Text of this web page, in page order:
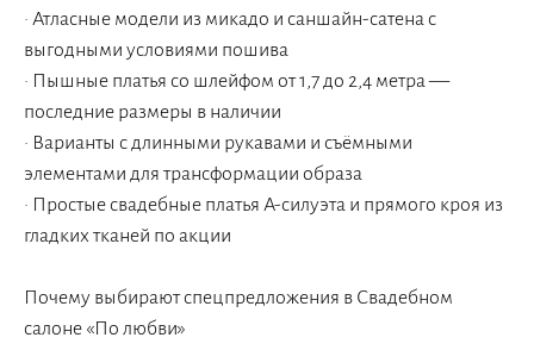
• Атласные модели из микадо и саншайн-сатена с
выгодными условиями пошива
• Пышные платья со шлейфом от 1,7 до 2,4 метра —
последние размеры в наличии
• Варианты с длинными рукавами и съёмными
элементами для трансформации образа
• Простые свадебные платья А-силуэта и прямого кроя из
гладких тканей по акции
Почему выбирают спецпредложения в Свадебном
салоне «По любви»